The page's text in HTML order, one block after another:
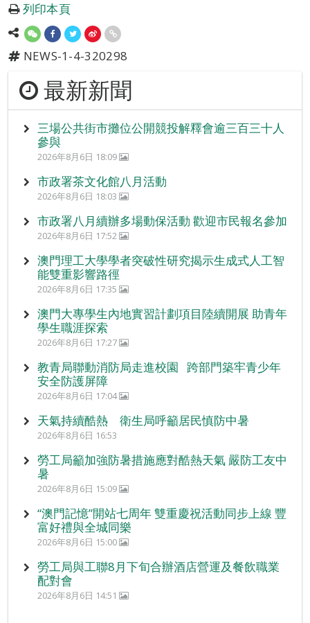
列印本頁
NEWS-1-4-320298
最新新聞
三場公共街市攤位公開競投解釋會逾三百三十人
參與
2026年8月6日 18:09
市政署茶文化館八月活動
2026年8月6日 18:03
市政署八月續辦多場動保活動 歡迎市民報名參加
2026年8月6日 17:52
澳門理工大學學者突破性研究揭示生成式人工智
能雙重影響路徑
2026年8月6日 17:35
澳門大專學生內地實習計劃項目陸續開展 助青年
學生職涯探索
2026年8月6日 17:27
教青局聯動消防局走進校園 跨部門築牢青少年
安全防護屏障
2026年8月6日 17:04
天氣持續酷熱 衛生局呼籲居民慎防中暑
2026年8月6日 16:53
勞工局籲加強防暑措施應對酷熱天氣 嚴防工友中
暑
2026年8月6日 15:09
“澳門記憶”開站七周年 雙重慶祝活動同步上線 豐
富好禮與全城同樂
2026年8月6日 15:00
勞工局與工聯8月下旬合辦酒店營運及餐飲職業
配對會
2026年8月6日 14:51